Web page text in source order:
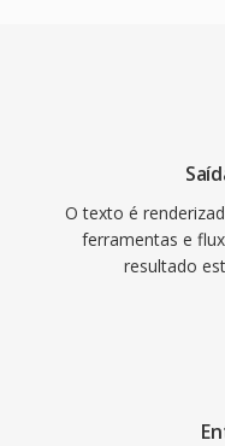
O texto é
ferramentas e
resultado